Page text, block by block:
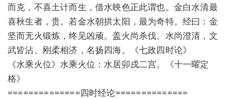
而克，不喜土计而生，借水映色正此谓也。金白水清最
喜秋生者，贵。若金水朝拱太阳，最为奇特。经曰：金
坚而无火锻炼，终见凶顽。盖火尚杀伐、水尚澄清，文
武皆沾、刚柔相济，名扬四海。《七政四时论》
《水乘火位》水乘火位：水居卯戌二宫。《十一曜定
格》
==============四时经论==============